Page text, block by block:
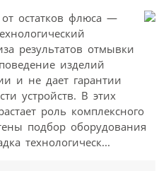
остатков флюса —
результатов отмывки
изделий
и не дает гарантии
устройств. В этих
роль комплексного
подбор оборудования
технологическ...